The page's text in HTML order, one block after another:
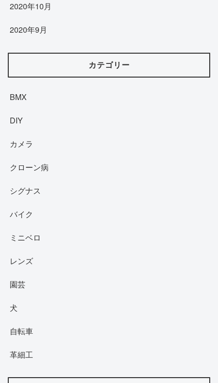
2020年10月
2020年9月
カテゴリー
BMX
DIY
カメラ
クローン病
シグナス
バイク
ミニベロ
レンズ
園芸
犬
自転車
革細工